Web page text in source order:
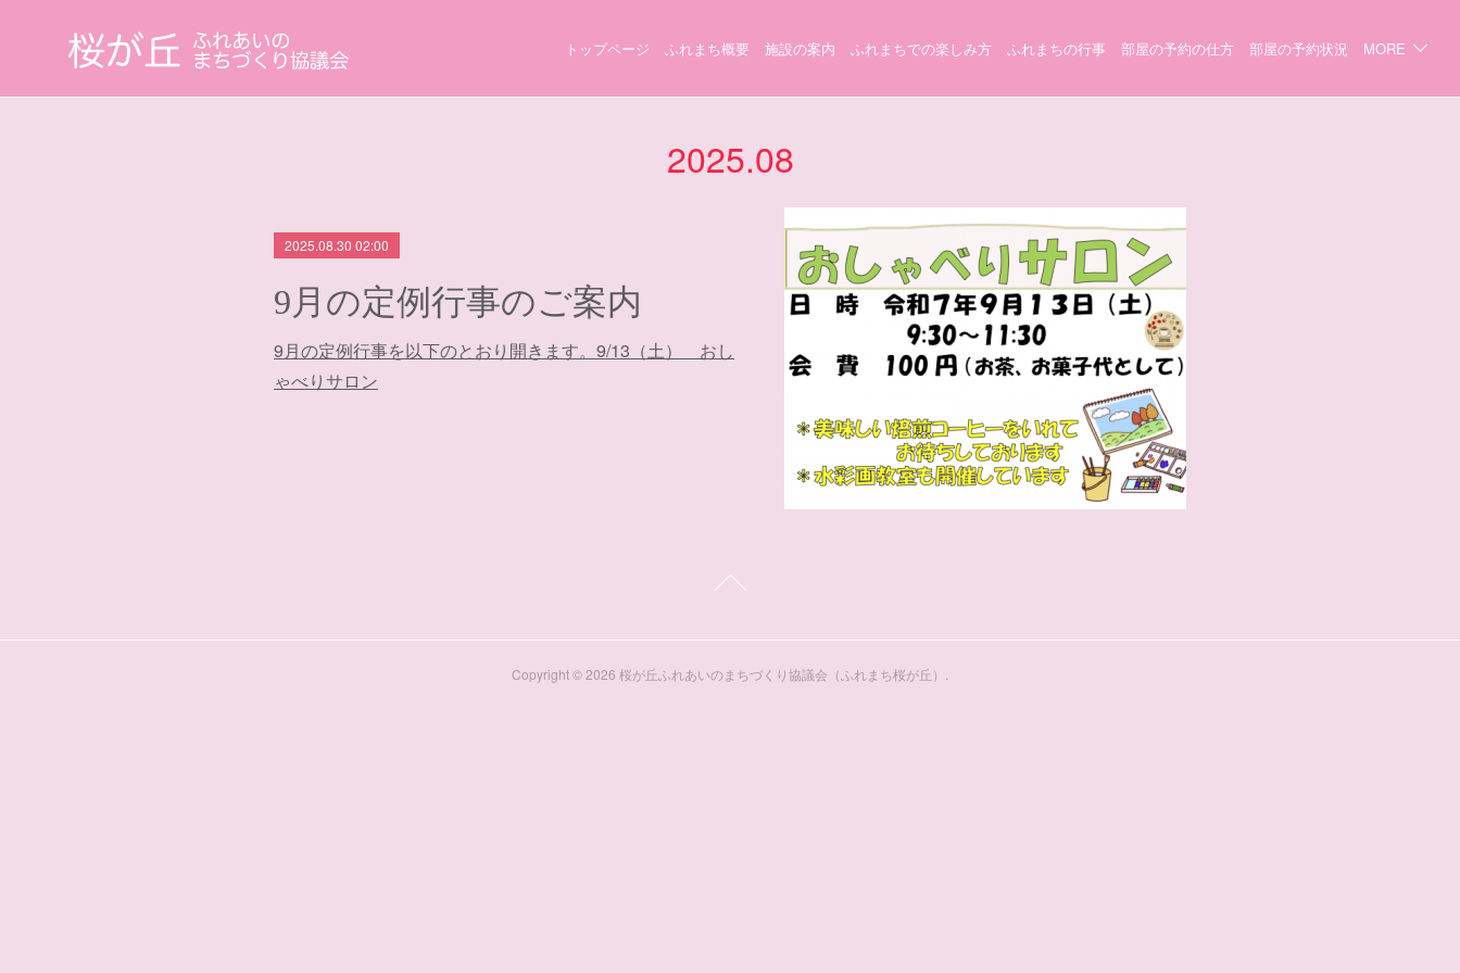
トップページ ふれまち概要 施設の案内 ふれまちでの楽しみ方 ふれまちの行事 部屋の予約の仕方 部屋の予約状況 MORE
2025.08
2025.08.30 02:00
9月の定例行事のご案内
9月の定例行事を以下のとおり開きます。9/13（土） おし
ゃべりサロン
Copyright ©2026 桜が丘ふれあいのまちづくり協議会（ふれまち桜が丘）